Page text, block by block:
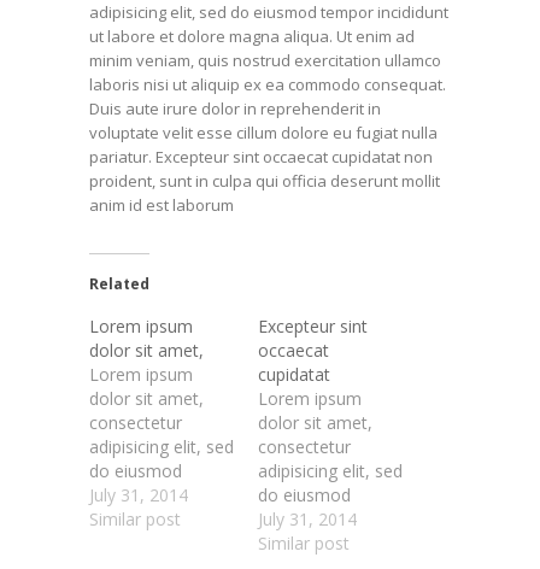
adipisicing elit, sed do eiusmod tempor incididunt
ut labore et dolore magna aliqua. Ut enim ad
minim veniam, quis nostrud exercitation ullamco
laboris nisi ut aliquip ex ea commodo consequat.
Duis aute irure dolor in reprehenderit in
voluptate velit esse cillum dolore eu fugiat nulla
pariatur. Excepteur sint occaecat cupidatat non
proident, sunt in culpa qui officia deserunt mollit
anim id est laborum
Related
Lorem ipsum
dolor sit amet,
Lorem ipsum
dolor sit amet,
consectetur
adipisicing elit, sed
do eiusmod
tempor incididunt
ut labore et
July 31, 2014
Similar post
Excepteur sint
occaecat
cupidatat
Lorem ipsum
dolor sit amet,
consectetur
adipisicing elit, sed
do eiusmod
tempor incididunt
ut labore et
July 31, 2014
Similar post